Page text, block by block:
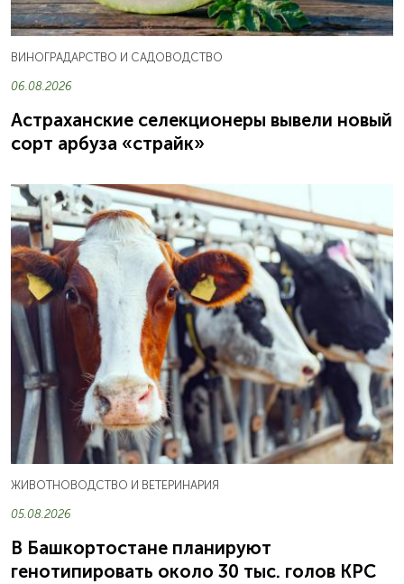
ВИНОГРАДАРСТВО И САДОВОДСТВО
06.08.2026
Астраханские селекционеры вывели новый
сорт арбуза «страйк»
ЖИВОТНОВОДСТВО И ВЕТЕРИНАРИЯ
05.08.2026
В Башкортостане планируют
генотипировать около 30 тыс. голов КРС